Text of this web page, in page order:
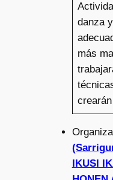
danza
más
IKUSI